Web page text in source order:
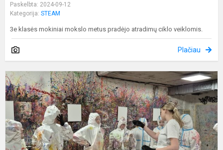
Paskelbta: 2024-09-12
Kategorija: STEAM
3e klasės mokiniai mokslo metus pradėjo atradimų ciklo veiklomis.
Plačiau